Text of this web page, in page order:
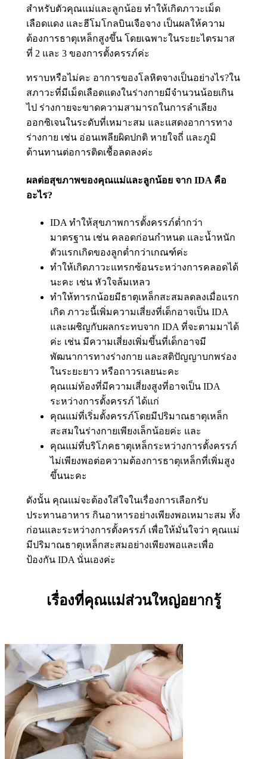
สำหรับตัวคุณแม่และลูกน้อย ทำให้เกิดภาวะเม็ด
เลือดแดง และฮีโมโกลบินเจือจาง เป็นผลให้ความ
ต้องการธาตุเหล็กสูงขึ้น โดยเฉพาะในระยะไตรมาส
ที่ 2 และ 3 ของการตั้งครรภ์ค่ะ
ทราบหรือไม่คะ อาการของโลหิตจางเป็นอย่างไร?ใน
สภาวะที่มีเม็ดเลือดแดงในร่างกายมีจำนวนน้อยเกิน
ไป ร่างกายจะขาดความสามารถในการลำเลียง
ออกซิเจนในระดับที่เหมาะสม และแสดงอาการทาง
ร่างกาย เช่น อ่อนเพลียผิดปกติ หายใจถี่ และภูมิ
ต้านทานต่อการติดเชื้อลดลงค่ะ
ผลต่อสุขภาพของคุณแม่และลูกน้อย จาก IDA คือ
อะไร?
IDA ทำให้สุขภาพการตั้งครรภ์ต่ำกว่า
มาตรฐาน เช่น คลอดก่อนกำหนด และน้ำหนัก
ตัวแรกเกิดของลูกต่ำกว่าเกณฑ์ค่ะ
ทำให้เกิดภาวะแทรกซ้อนระหว่างการคลอดได้
นะคะ เช่น หัวใจล้มเหลว
ทำให้ทารกน้อยมีธาตุเหล็กสะสมลดลงเมื่อแรก
เกิด ภาวะนี้เพิ่มความเสี่ยงที่เด็กอาจเป็น IDA
และเผชิญกับผลกระทบจาก IDA ที่จะตามมาได้
ค่ะ เช่น มีความเสี่ยงเพิ่มขึ้นที่เด็กอาจมี
พัฒนาการทางร่างกาย และสติปัญญาบกพร่อง
ในระยะยาว หรือถาวรเลยนะคะ
คุณแม่ท้องที่มีความเสี่ยงสูงที่อาจเป็น IDA
ระหว่างการตั้งครรภ์ ได้แก่
คุณแม่ที่เริ่มตั้งครรภ์โดยมีปริมาณธาตุเหล็ก
สะสมในร่างกายเพียงเล็กน้อยค่ะ และ
คุณแม่ที่บริโภคธาตุเหล็กระหว่างการตั้งครรภ์
ไม่เพียงพอต่อความต้องการธาตุเหล็กที่เพิ่มสูง
ขึ้นนะคะ
ดังนั้น คุณแม่จะต้องใส่ใจในเรื่องการเลือกรับ
ประทานอาหาร กินอาหารอย่างเพียงพอเหมาะสม ทั้ง
ก่อนและระหว่างการตั้งครรภ์ เพื่อให้มั่นใจว่า คุณแม่
มีปริมาณธาตุเหล็กสะสมอย่างเพียงพอและเพื่อ
ป้องกัน IDA นั่นเองค่ะ
เรื่องที่คุณแม่ส่วนใหญ่อยากรู้